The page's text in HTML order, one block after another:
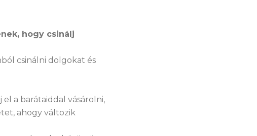
hogy csinálj
csinálni dolgokat és
a barátaiddal vásárolni,
ahogy változik